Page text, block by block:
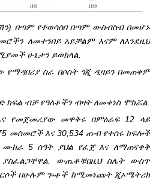
በጣም የተወሳሰበ በጣም ውስብስብ በመሆኑ
ለመተንበይ አይቻልም እናም ለእንደዚህ
ሁኔታን ይወክላል.
የማዳበሪያ ስራ በሶስት ጎጂ ዲዛይን በመጠቀም
ብቻ የዓለቶችን ብዛት ለመቀነስ ሞክሯል.
የመጀመሪያው መዋቅሩ በምዕራፍ 12 ላይ
መስመሮች እና 30,534 ጡብ የተሰሩ ክፍሎች
5 ሰዓት ያህል የፈጀ እና ለማጠናቀቅ
ያስፈልጋቸዋል. ውጤቶቹበዚህ ስሌት ውስጥ
በሁሉም ጐቶች ከሚመነጩት ጂኦሜትሪክ